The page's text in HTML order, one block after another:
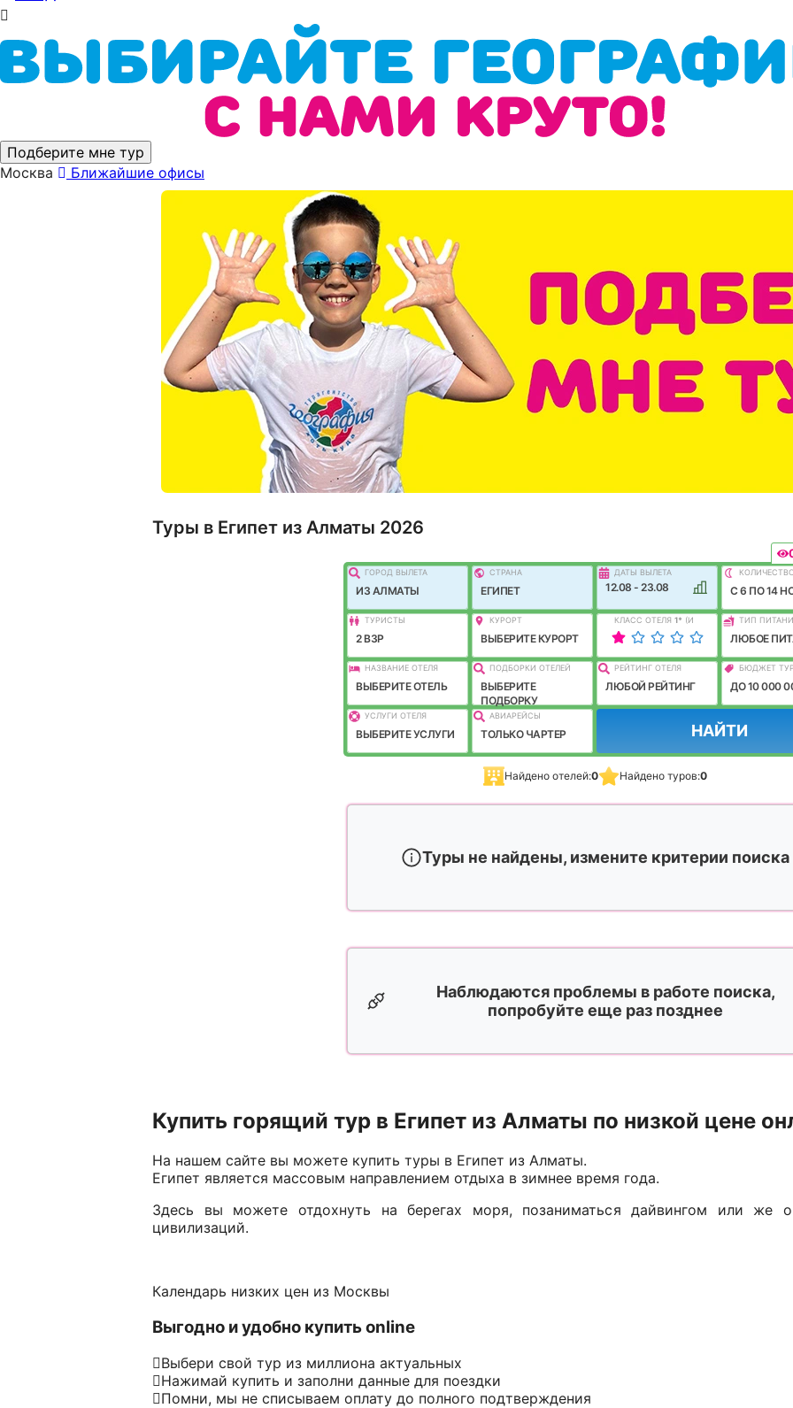
Подберите мне тур
Москва
Ближайшие офисы
Туры в Египет из Алматы 2026
ГОРОД ВЫЛEТА
ИЗ АЛМАТЫ
СТРАНА
ЕГИПЕТ
ДАТЫ ВЫЛЕТА
12.08 - 23.08 C 6 ПО 14
ТУРИСТЫ
2 ВЗР
КУРОРТ
ВЫБЕРИТЕ КУРОРТ
КЛАСС ОТЕЛЯ 1* (И
ЛУЧШЕ)
ТИП
ЛЮБОЕ
НАЗВАНИЕ ОТЕЛЯ
ВЫБЕРИТЕ ОТЕЛЬ
ПОДБОРКИ ОТЕЛЕЙ
ВЫБЕРИТЕ
ПОДБОРКУ
РЕЙТИНГ ОТЕЛЯ
ЛЮБОЙ РЕЙТИНГ
БЮДЖЕТ
ДО 10 000
УСЛУГИ ОТЕЛЯ
ВЫБЕРИТЕ УСЛУГИ
АВИАРЕЙСЫ
ТОЛЬКО ЧАРТЕР НАЙТИ
Найдено отелей:0 Найдено туров:0
Туры не найдены, измените критерии поиска
Наблюдаются проблемы в работе поиска,
попробуйте еще раз позднее
Купить горящий тур в Египет из Алматы по низкой цене
На нашем сайте вы можете купить туры в Египет из Алматы.
Египет является массовым направлением отдыха в зимнее время года.
Здесь вы можете отдохнуть на берегах моря, позаниматься дайвингом или же
цивилизаций.
Календарь низких цен из Москвы
Выгодно и удобно купить online
Выбери свой тур из миллиона актуальных
Нажимай купить и заполни данные для поездки
Помни, мы не списываем оплату до полного подтверждения